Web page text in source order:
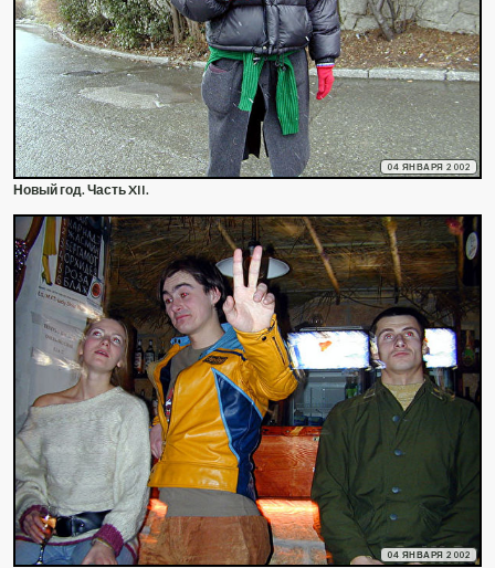
04 ЯНВАРЯ 2002
Новый год. Часть XII.
04 ЯНВАРЯ 2002